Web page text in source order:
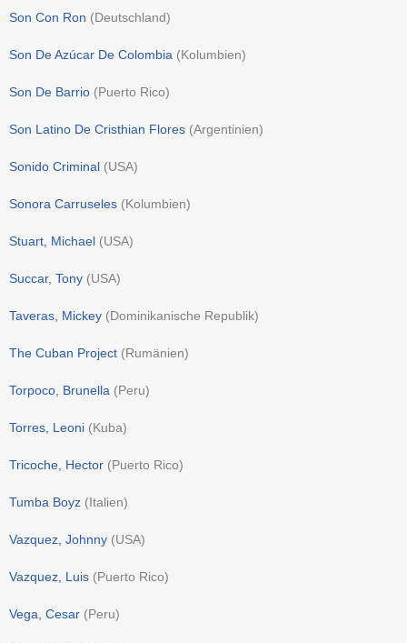
Son Con Ron (Deutschland)
Son De Azúcar De Colombia (Kolumbien)
Son De Barrio (Puerto Rico)
Son Latino De Cristhian Flores (Argentinien)
Sonido Criminal (USA)
Sonora Carruseles (Kolumbien)
Stuart, Michael (USA)
Succar, Tony (USA)
Taveras, Mickey (Dominikanische Republik)
The Cuban Project (Rumänien)
Torpoco, Brunella (Peru)
Torres, Leoni (Kuba)
Tricoche, Hector (Puerto Rico)
Tumba Boyz (Italien)
Vazquez, Johnny (USA)
Vazquez, Luis (Puerto Rico)
Vega, Cesar (Peru)